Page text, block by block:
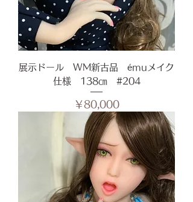
展示ドール WM新古品 émuメイク
仕様 138㎝ #204
価格
￥80,000